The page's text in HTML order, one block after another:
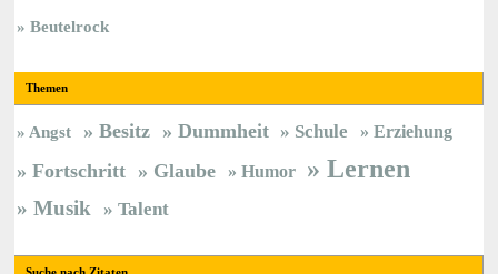
Beutelrock
Themen
Angst Besitz Dummheit Schule Erziehung
Fortschritt Glaube Humor Lernen
Musik Talent